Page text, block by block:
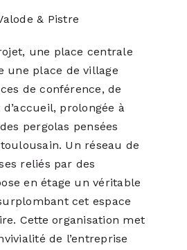
& Pistre
une place centrale
une place de village
de conférence, de
prolongée à
pergolas pensées
Un réseau de
reliés par des
en étage un véritable
cet espace
Cette organisation met
de l’entreprise